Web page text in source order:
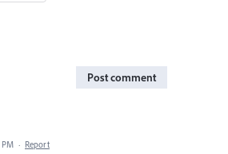
Post comment
PM · Report